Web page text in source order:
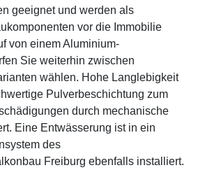
geeignet und werden als
vor die Immobilie
von einem Aluminium-
Sie weiterhin zwischen
wählen. Hohe Langlebigkeit
Pulverbeschichtung zum
durch mechanische
Eine Entwässerung ist in ein
des
Freiburg ebenfalls installiert.